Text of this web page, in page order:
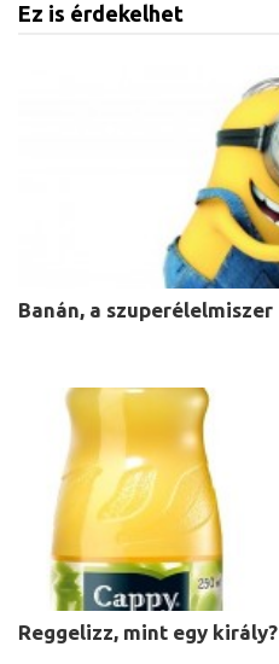
Ez is érdekelhet
Banán, a szuperélelmiszer
Reggelizz, mint egy király?